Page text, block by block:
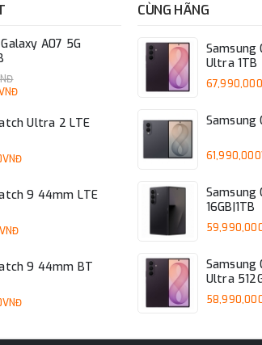
A07 5G
Ultra 2 LTE
9 44mm LTE
9 44mm BT
CÙNG HÃNG
Samsung
Ultra 1TB
Samsung
Samsung
16GB|1TB
Samsung
Ultra